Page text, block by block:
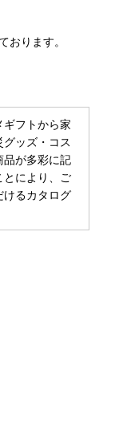
おります。
ギフトから家
ッズ・コス
品が多彩に記
とにより、ご
けるカタログ